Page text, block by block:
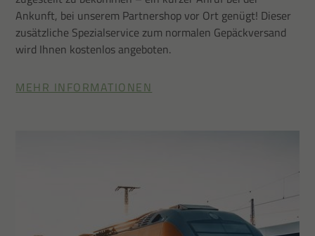
Ankunft, bei unserem Partnershop vor Ort genügt! Dieser
zusätzliche Spezialservice zum normalen Gepäckversand
wird Ihnen kostenlos angeboten.
MEHR INFORMATIONEN